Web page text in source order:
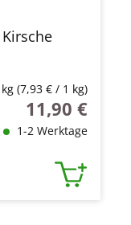
(7,93 € / 1 kg)
Regulärer Preis:
11,90 €
1-2 Werktage